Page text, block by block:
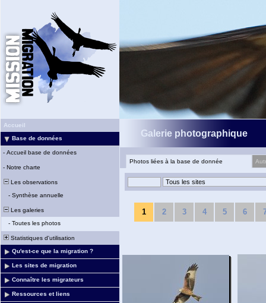
Accueil
Base de données
- Accueil base de données
- Notre charte
Les observations
- Synthèse annuelle
Les galeries
- Toutes les photos
Statistiques d'utilisation
Qu'est-ce que la migration ?
Les sites de migration
Connaître les migrateurs
Ressources et liens
Galerie photographique
Photos liées à la base de donnée
1 2 3 4 5 6